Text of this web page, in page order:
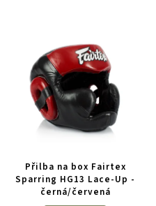
Přilba na box Fairtex
Sparring HG13 Lace-Up -
černá/červená